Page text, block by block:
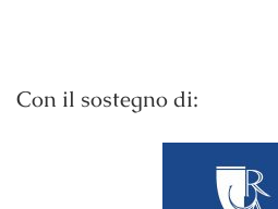
Con il sostegno di: